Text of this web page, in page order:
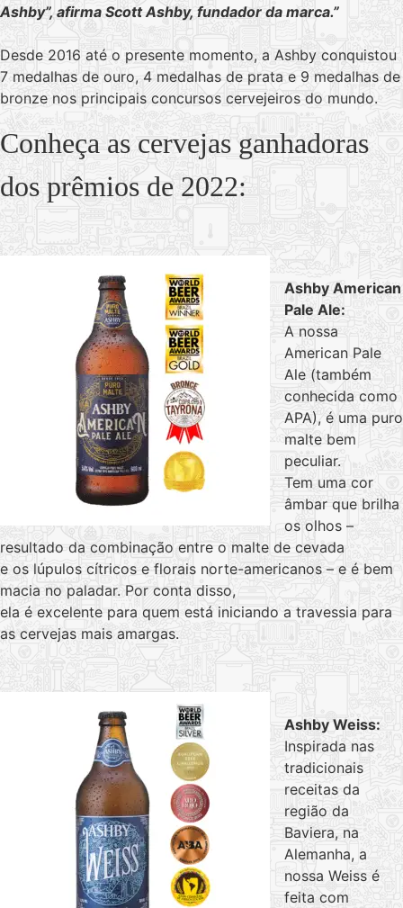
Ashby”, afirma Scott Ashby, fundador da marca.”
Desde 2016 até o presente momento, a Ashby conquistou
7 medalhas de ouro, 4 medalhas de prata e 9 medalhas de
bronze nos principais concursos cervejeiros do mundo.
Conheça as cervejas ganhadoras
dos prêmios de 2022:
Ashby American
Pale Ale:
A nossa
American Pale
Ale (também
conhecida como
APA), é uma puro
malte bem
peculiar.
Tem uma cor
âmbar que brilha
os olhos –
resultado da combinação entre o malte de cevada
e os lúpulos cítricos e florais norte-americanos – e é bem
macia no paladar. Por conta disso,
ela é excelente para quem está iniciando a travessia para
as cervejas mais amargas.
Ashby Weiss:
Inspirada nas
tradicionais
receitas da
região da
Baviera, na
Alemanha, a
nossa Weiss é
feita com